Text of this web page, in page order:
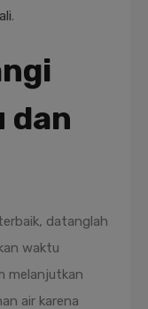
.
dan
datanglah
waktu
melanjutkan
air karena